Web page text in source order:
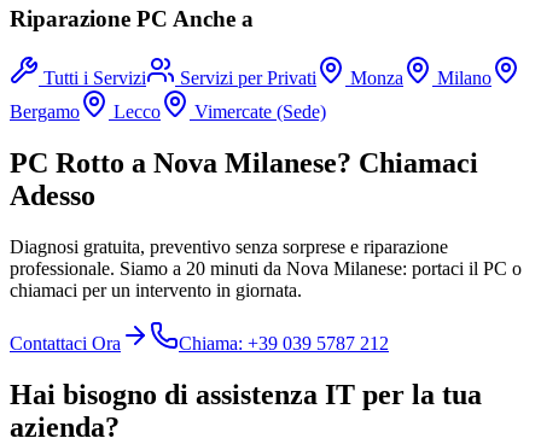
Riparazione PC Anche a
Tutti i Servizi Servizi per Privati Monza
Milano
Bergamo
Lecco Vimercate (Sede)
PC Rotto a Nova Milanese? Chiamaci
Adesso
Diagnosi gratuita, preventivo senza sorprese e riparazione
professionale. Siamo a 20 minuti da Nova Milanese: portaci il PC o
chiamaci per un intervento in giornata.
Contattaci Ora Chiama: +39 039 5787 212
Hai bisogno di assistenza IT per la tua
azienda?